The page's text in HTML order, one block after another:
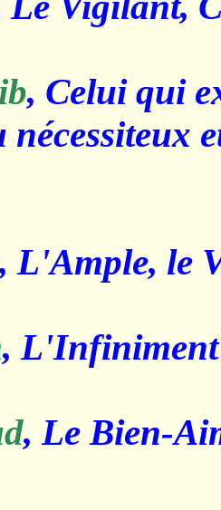
, Celui qui
nécessiteux
, L'Ample, le
, L'Infiniment
, Le Bien-